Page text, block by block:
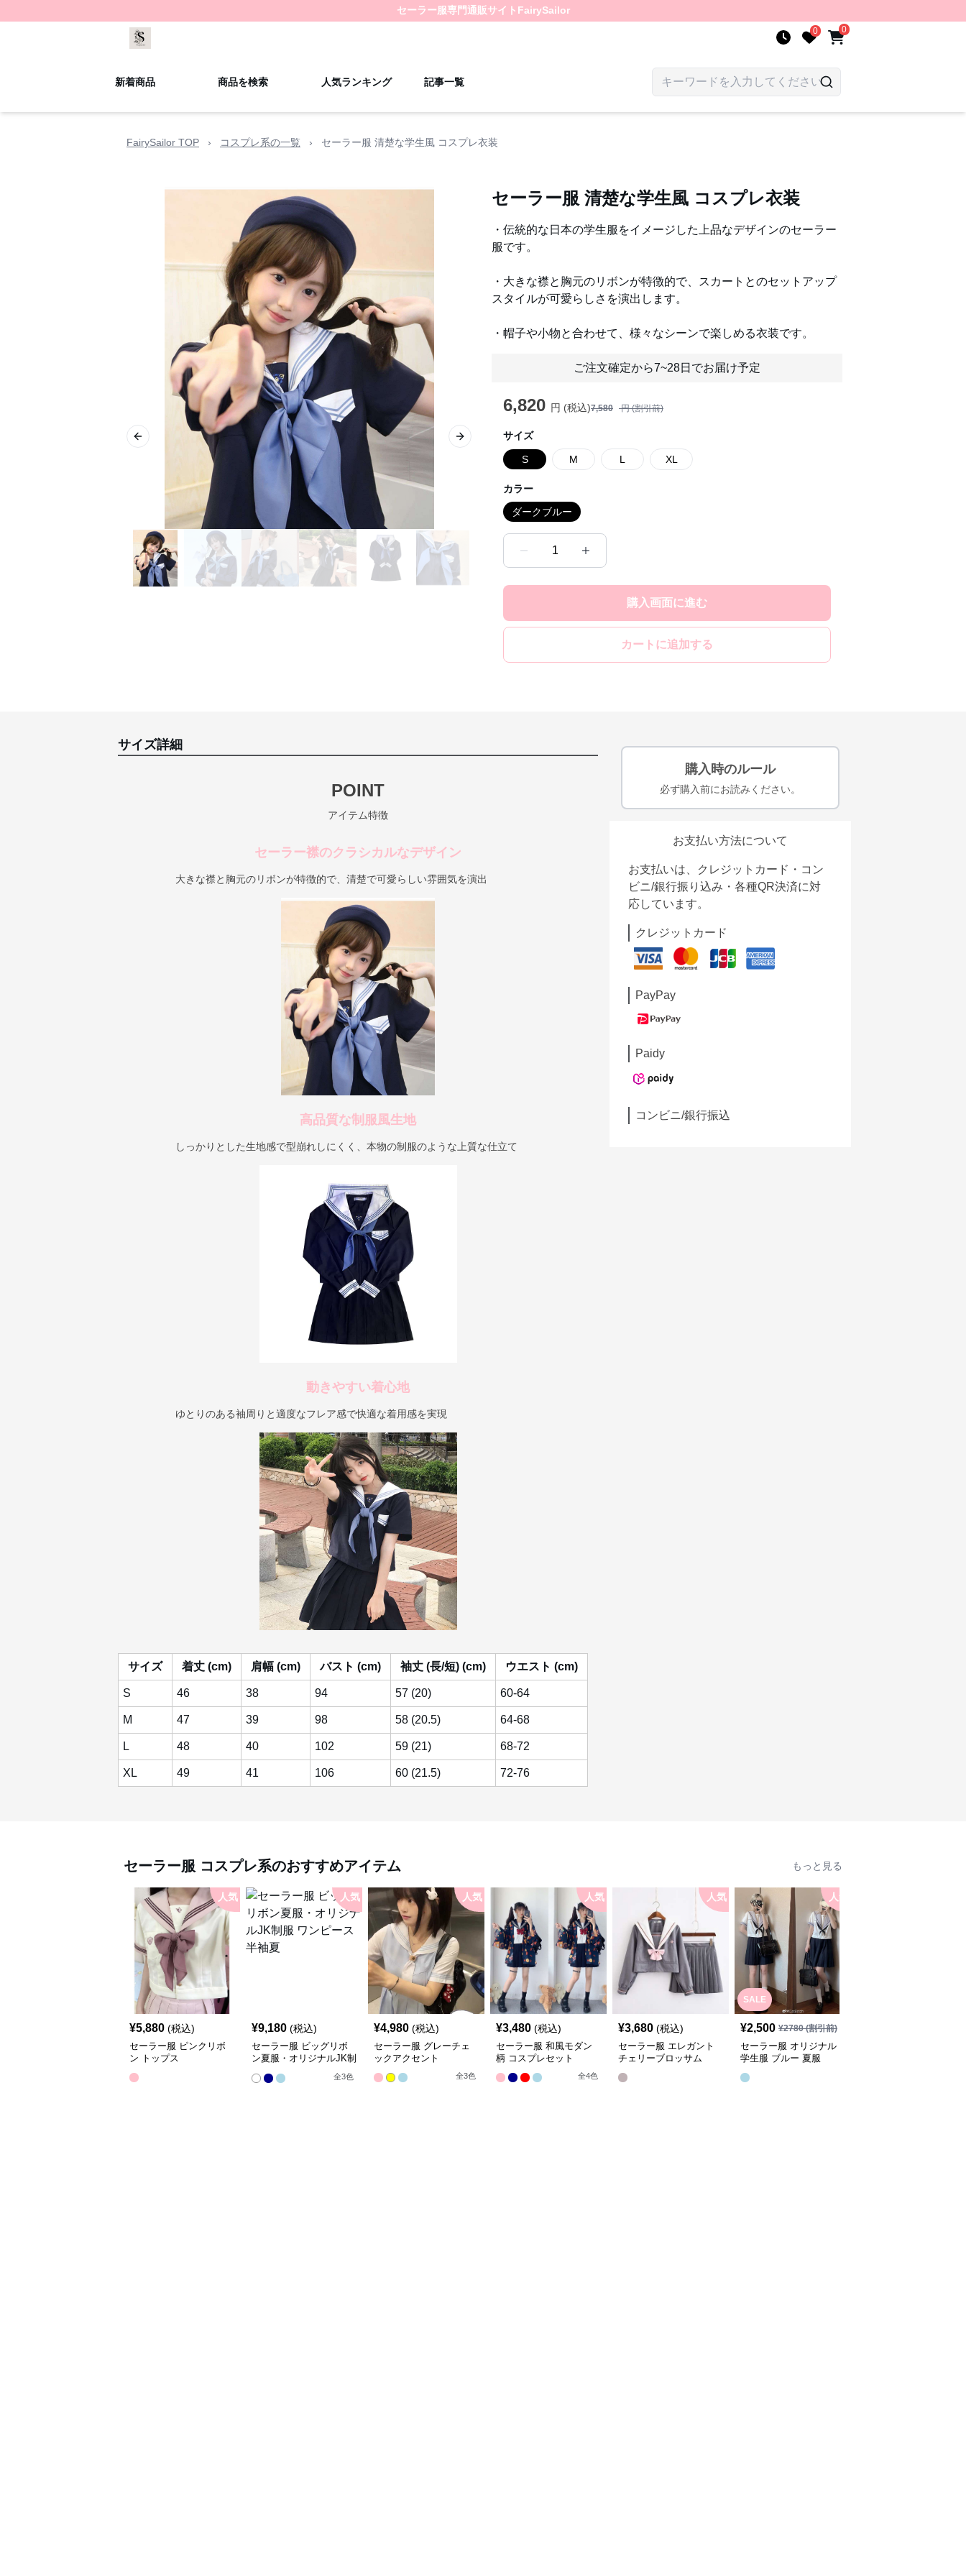
セーラー服専門通販サイト FairySailor
0 0
新着商品 商品を検索 人気ランキング 記事一覧
FairySailor TOP › コスプレ系の一覧 › セーラー服 清楚な学生風 コスプレ衣装
Previous slide Next slide
セーラー服 清楚な学生風 コスプレ衣装
・伝統的な日本の学生服をイメージした上品なデザインのセーラー
服です。
・大きな襟と胸元のリボンが特徴的で、スカートとのセットアップ
スタイルが可愛らしさを演出します。
・帽子や小物と合わせて、様々なシーンで楽しめる衣装です。
ご注文確定から7~28日でお届け予定
6,820 円 (税込)7,580 円 (割引前)
サイズ
S M L XL
カラー
ダークブルー
1
購入画面に進む
カートに追加する
サイズ詳細
POINT
アイテム特徴
セーラー襟のクラシカルなデザイン
大きな襟と胸元のリボンが特徴的で、清楚で可愛らしい雰囲気を演出
高品質な制服風生地
しっかりとした生地感で型崩れしにくく、本物の制服のような上質な仕立て
動きやすい着心地
ゆとりのある袖周りと適度なフレア感で快適な着用感を実現
サイズ 着丈 (cm) 肩幅 (cm) バスト (cm) 袖丈 (長/短) (cm) ウエスト (cm)
S 46 38 94 57 (20) 60-64
M 47 39 98 58 (20.5) 64-68
L 48 40 102 59 (21) 68-72
XL 49 41 106 60 (21.5) 72-76
購入時のルール
必ず購入前にお読みください。
お支払い方法について
お支払いは、クレジットカード・コン
ビニ/銀行振り込み・各種QR決済に対
応しています。
クレジットカード
PayPay
Paidy
コンビニ/銀行振込
セーラー服 コスプレ系のおすすめアイテム もっと見る
人気
¥5,880 (税込)
セーラー服 ピンクリボ
ン トップス
人気
¥9,180 (税込)
セーラー服 ビッグリボ
ン夏服・オリジナルJK制
服 ワンピース半袖夏
全3色
人気
¥4,980 (税込)
セーラー服 グレーチェ
ックアクセント
全3色
人気
¥3,480 (税込)
セーラー服 和風モダン
柄 コスプレセット
全4色
人気
¥3,680 (税込)
セーラー服 エレガント
チェリーブロッサム
SALE
人気
¥2,500 ¥2780(割引前)
セーラー服 オリジナル
学生服 ブルー 夏服